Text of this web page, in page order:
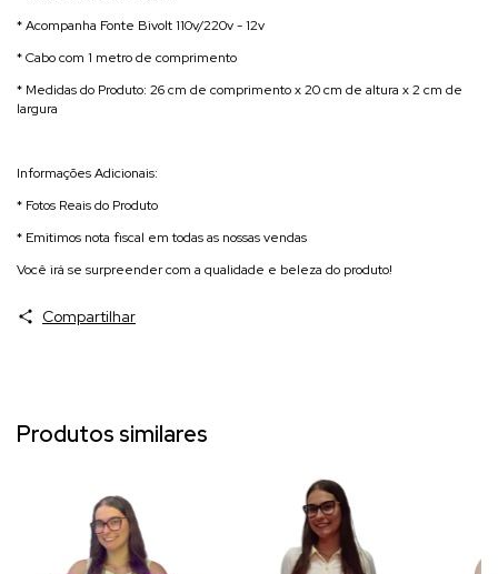
* Acompanha Fonte Bivolt 110v/220v - 12v
* Cabo com 1 metro de comprimento
* Medidas do Produto: 26 cm de comprimento x 20 cm de altura x 2 cm de
largura
Informações Adicionais:
* Fotos Reais do Produto
* Emitimos nota fiscal em todas as nossas vendas
Você irá se surpreender com a qualidade e beleza do produto!
Compartilhar
Produtos similares